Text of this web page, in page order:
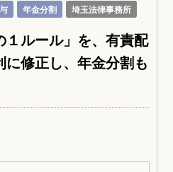
年金分割 埼玉法律事務所
１ルール」を、有責配
修正し、年金分割も